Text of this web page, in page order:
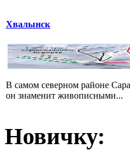
Хвалынск
В самом северном районе
он знаменит живописными...
Новичку: